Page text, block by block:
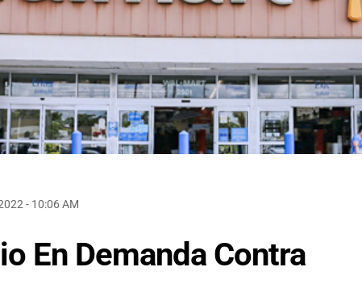
- 10:06 AM
En Demanda Contra